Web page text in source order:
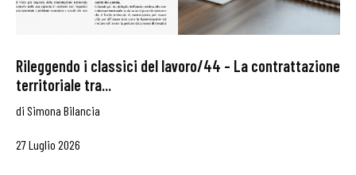
Rileggendo i classici del lavoro/44 – La contrattazione
territoriale tra...
di Simona Bilancia
27 Luglio 2026